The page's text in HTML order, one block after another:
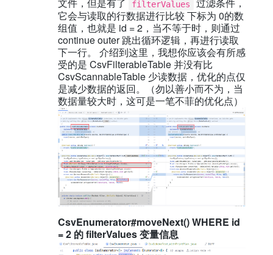
文件，但是有了 filterValues
过滤条件，
它会与读取的行数据进行比较 下标为 0的数
组值，也就是 id = 2，当不等于时，则通过
continue outer 跳出循环逻辑，再进行读取
下一行。 介绍到这里，我想你应该会有所感
受的是 CsvFilterableTable 并没有比
CsvScannableTable 少读数据，优化的点仅
是减少数据的返回。（勿以善小而不为，当
数据量较大时，这可是一笔不菲的优化点）
CsvEnumerator#moveNext() WHERE id
= 2 的 filterValues 变量信息